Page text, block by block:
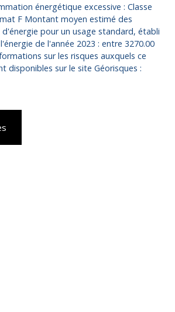
énergétique excessive : Classe
F Montant moyen estimé des
d'énergie pour un usage standard, établi
de l'année 2023 : entre 3270.00
sur les risques auxquels ce
disponibles sur le site Géorisques :